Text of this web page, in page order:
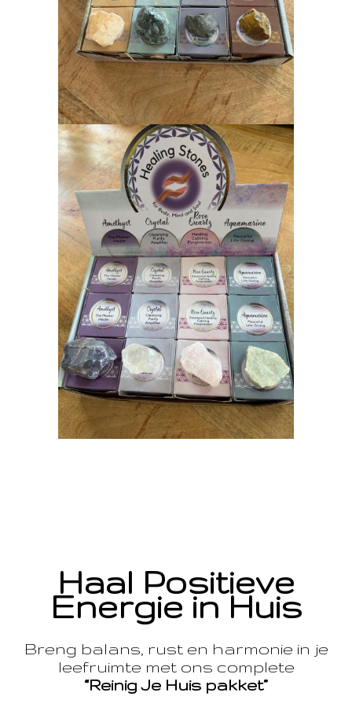
Haal Positieve
Energie in Huis
Breng balans, rust en harmonie in je
leefruimte met ons complete
“Reinig Je Huis pakket”